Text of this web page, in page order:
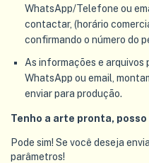
WhatsApp/Telefone ou
contactar, (horário
confirmando o número do
As informações e arquivos
WhatsApp ou email,
enviar para produção.
Tenho a arte pronta, posso
Pode sim! Se você deseja
parâmetros!